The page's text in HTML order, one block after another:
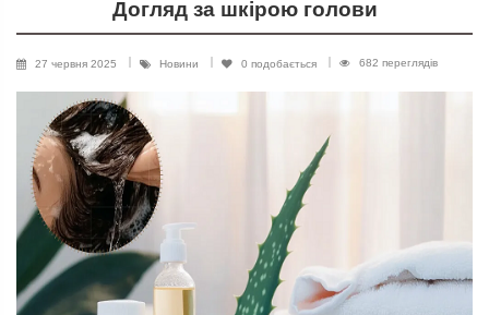
Догляд за шкірою голови
27 червня 2025 Новини 0 подобається 682 переглядів